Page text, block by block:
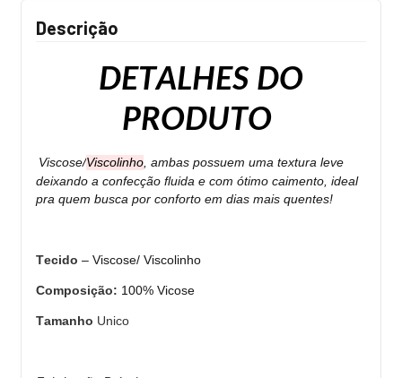
Descrição
DETALHES DO
PRODUTO
Viscose/Viscolinho, ambas possuem uma textura leve
deixando a confecção fluida e com ótimo caimento, ideal
pra quem busca por conforto em dias mais quentes!
Tecido – Viscose/ Viscolinho
Composição: 100% Vicose
Tamanho Unico